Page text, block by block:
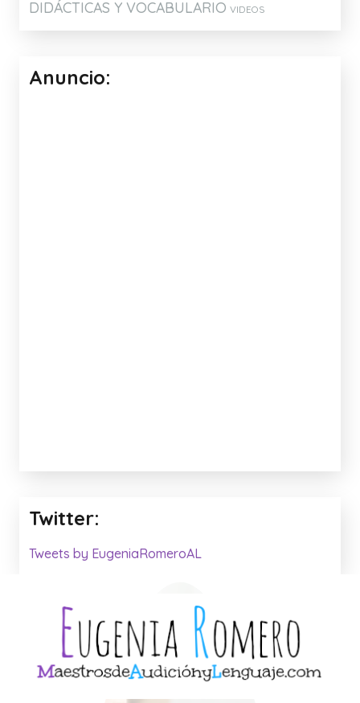
DIDÁCTICAS Y VOCABULARIO VIDEOS
Anuncio:
Twitter:
Tweets by EugeniaRomeroAL